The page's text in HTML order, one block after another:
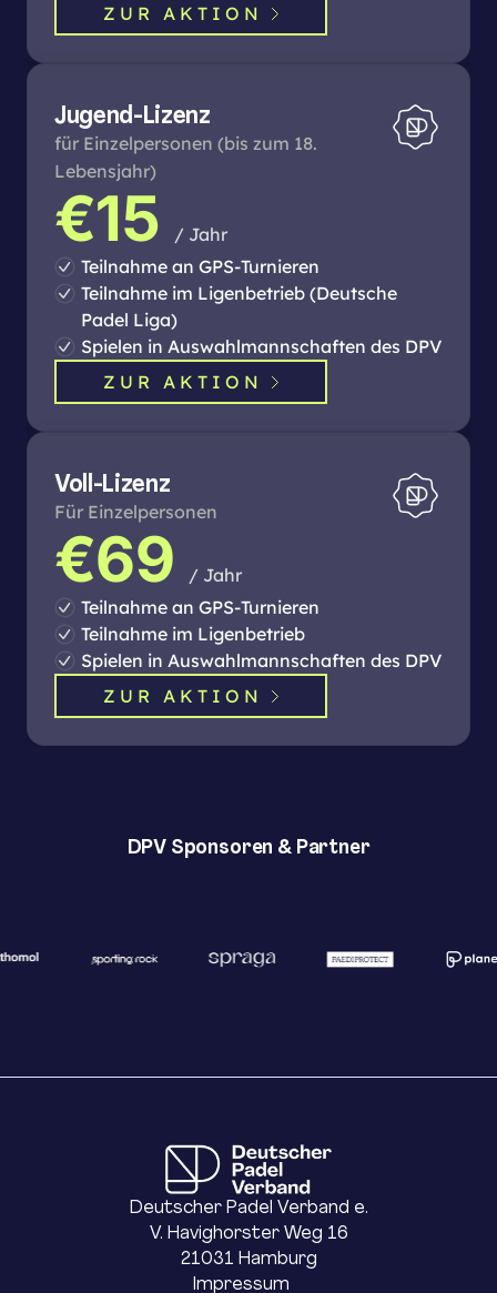
ZUR AKTION
Jugend-Lizenz
für Einzelpersonen (bis zum 18.
Lebensjahr)
€15
/ Jahr
Teilnahme an GPS-Turnieren
Teilnahme im Ligenbetrieb (Deutsche
Padel Liga)
Spielen in Auswahlmannschaften des DPV
ZUR AKTION
Voll-Lizenz
Für Einzelpersonen
€69
/ Jahr
Teilnahme an GPS-Turnieren
Teilnahme im Ligenbetrieb
Spielen in Auswahlmannschaften des DPV
ZUR AKTION
DPV Sponsoren & Partner
Deutscher Padel Verband e.
V. Havighorster Weg 16
21031 Hamburg
Impressum